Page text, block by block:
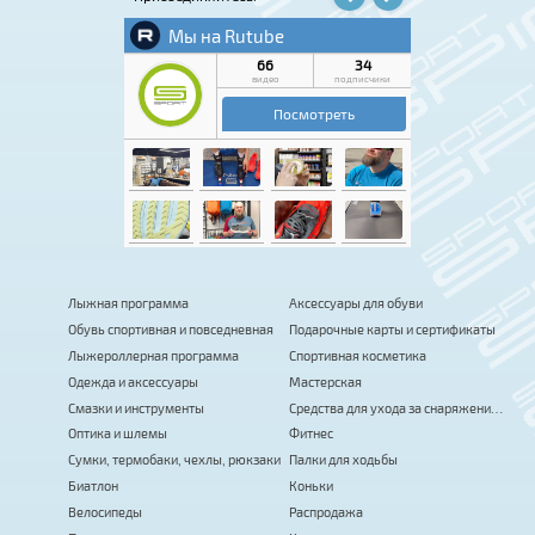
Лыжная программа
Обувь спортивная и повседневная
Лыжероллерная программа
Одежда и аксессуары
Смазки и инструменты
Оптика и шлемы
Сумки, термобаки, чехлы, рюкзаки
Биатлон
Велосипеды
Аксессуары для обуви
Подарочные карты и сертификаты
Спортивная косметика
Мастерская
Средства для ухода за снаряжением
Фитнес
Палки для ходьбы
Коньки
Распродажа